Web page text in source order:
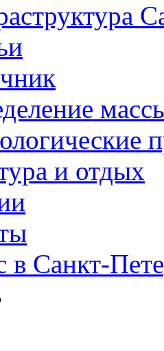
и отдых
Санкт-